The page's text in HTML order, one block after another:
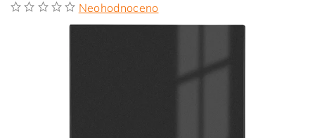
Neohodnoceno